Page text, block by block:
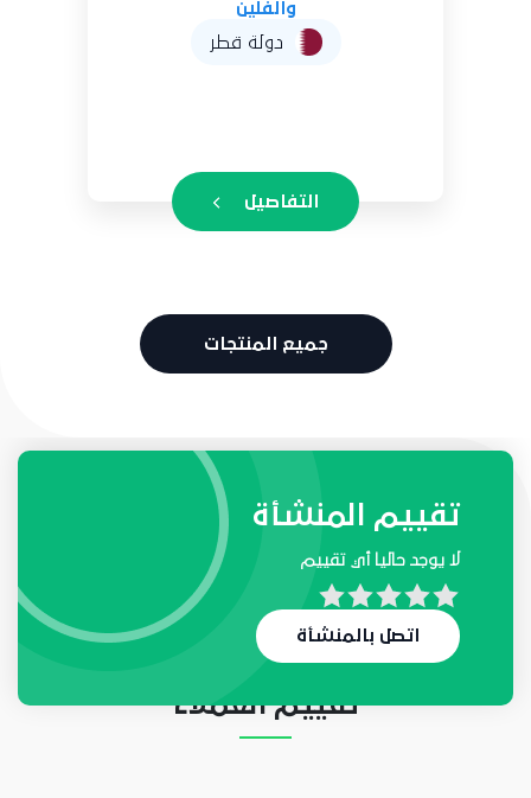
التفاصيل
جميع المنتجات
طلبات واحتياجات المنشأة
لا يوجد حاليا أي طلب
تقييم العملاء
تقييم المنشأة
لا يوجد حاليا أي تقييم
اتصل بالمنشأة